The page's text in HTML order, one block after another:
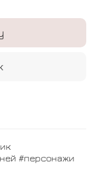
#персонажи